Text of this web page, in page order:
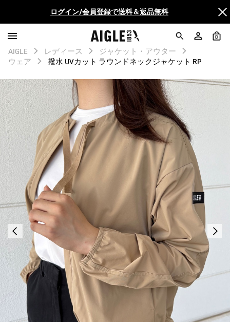
AIGLE CLUB ポイントサービス終了のお知らせ
【最大50%OFF】FINAL SALEがスタート！
ログイン/会員登録で送料＆返品無料
AIGLE CLUB ポイントサービス終了のお知らせ
0
AIGLE レディース
ジャケット・アウター
ウェア
撥水 UVカット ラウンドネックジャケット RP